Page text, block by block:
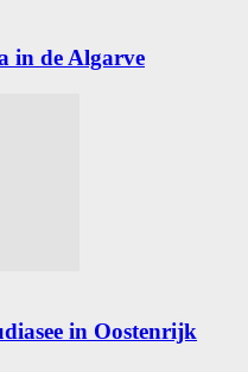
in de Algarve
in Oostenrijk